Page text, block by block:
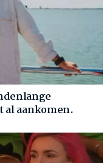
al aankomen.